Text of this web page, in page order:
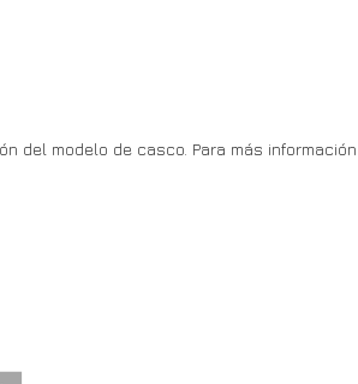
del modelo de casco. Para más